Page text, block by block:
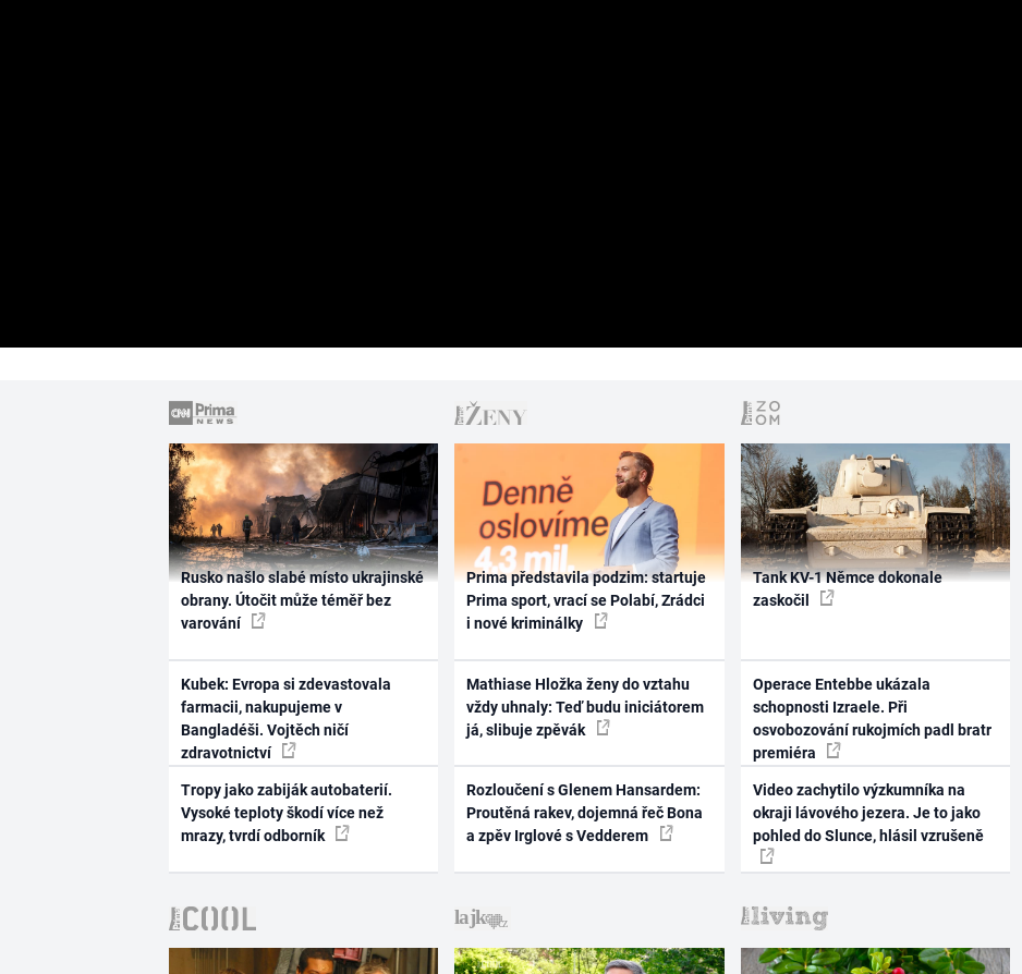
Rusko našlo slabé místo ukrajinské
obrany. Útočit může téměř bez
varování
Kubek: Evropa si zdevastovala
farmacii, nakupujeme v
Bangladéši. Vojtěch ničí
zdravotnictví
Tropy jako zabiják autobaterií.
Vysoké teploty škodí více než
mrazy, tvrdí odborník
Prima představila podzim: startuje
Prima sport, vrací se Polabí, Zrádci
i nové kriminálky
Mathiase Hložka ženy do vztahu
vždy uhnaly: Teď budu iniciátorem
já, slibuje zpěvák
Rozloučení s Glenem Hansardem:
Proutěná rakev, dojemná řeč Bona
a zpěv Irglové s Vedderem
Tank KV-1 Němce dokonale
zaskočil
Operace Entebbe ukázala
schopnosti Izraele. Při
osvobozování rukojmích padl bratr
premiéra
Video zachytilo výzkumníka na
okraji lávového jezera. Je to jako
pohled do Slunce, hlásil vzrušeně